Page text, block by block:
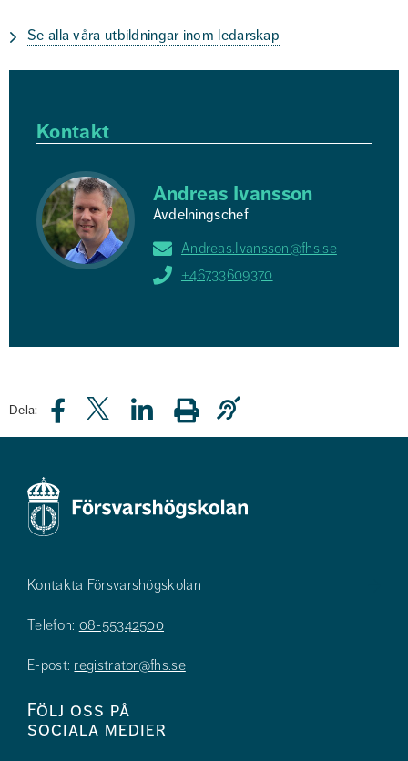
Se alla våra utbildningar inom ledarskap
Kontakt
Andreas Ivansson
Avdelningschef
Andreas.Ivansson@fhs.se
+46733609370
Dela:
Kontakta Försvarshögskolan
Telefon: 08-55342500
E-post: registrator@fhs.se
Följ oss på
sociala medier